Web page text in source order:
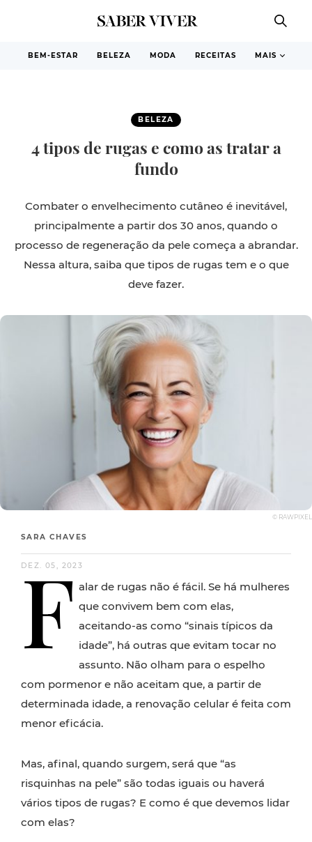
BEM-ESTAR BELEZA MODA RECEITAS MAIS
BELEZA
4 tipos de rugas e como as tratar a
fundo
Combater o envelhecimento cutâneo é inevitável,
principalmente a partir dos 30 anos, quando o
processo de regeneração da pele começa a abrandar.
Nessa altura, saiba que tipos de rugas tem e o que
deve fazer.
© RAWPIXEL
SARA CHAVES
DEZ. 05, 2023
F alar de rugas não é fácil. Se há mulheres
que convivem bem com elas,
aceitando-as como “sinais típicos da
idade”, há outras que evitam tocar no
assunto. Não olham para o espelho
com pormenor e não aceitam que, a partir de
determinada idade, a renovação celular é feita com
menor eficácia.
Mas, afinal, quando surgem, será que “as
risquinhas na pele” são todas iguais ou haverá
vários tipos de rugas? E como é que devemos lidar
com elas?